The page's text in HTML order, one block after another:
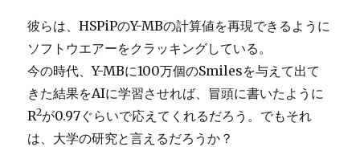
彼らは、HSPiPのY-MBの計算値を再現できるように
ソフトウエアーをクラッキングしている。
今の時代、Y-MBに100万個のSmilesを与えて出て
きた結果をAIに学習させれば、冒頭に書いたように
R2が0.97ぐらいで応えてくれるだろう。でもそれ
は、大学の研究と言えるだろうか？